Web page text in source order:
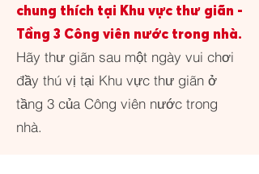
chung thích tại Khu vực thư giãn -
Tầng 3 Công viên nước trong nhà.
Hãy thư giãn sau một ngày vui chơi
đầy thú vị tại Khu vực thư giãn ở
tầng 3 của Công viên nước trong
nhà.